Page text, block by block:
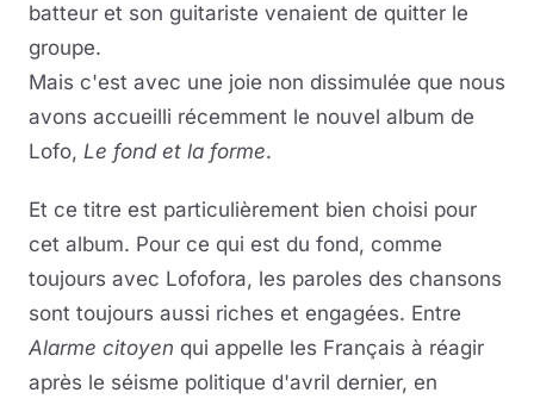
batteur et son guitariste venaient de quitter le
groupe.
Mais c'est avec une joie non dissimulée que nous
avons accueilli récemment le nouvel album de
Lofo, Le fond et la forme.
Et ce titre est particulièrement bien choisi pour
cet album. Pour ce qui est du fond, comme
toujours avec Lofofora, les paroles des chansons
sont toujours aussi riches et engagées. Entre
Alarme citoyen qui appelle les Français à réagir
après le séisme politique d'avril dernier, en